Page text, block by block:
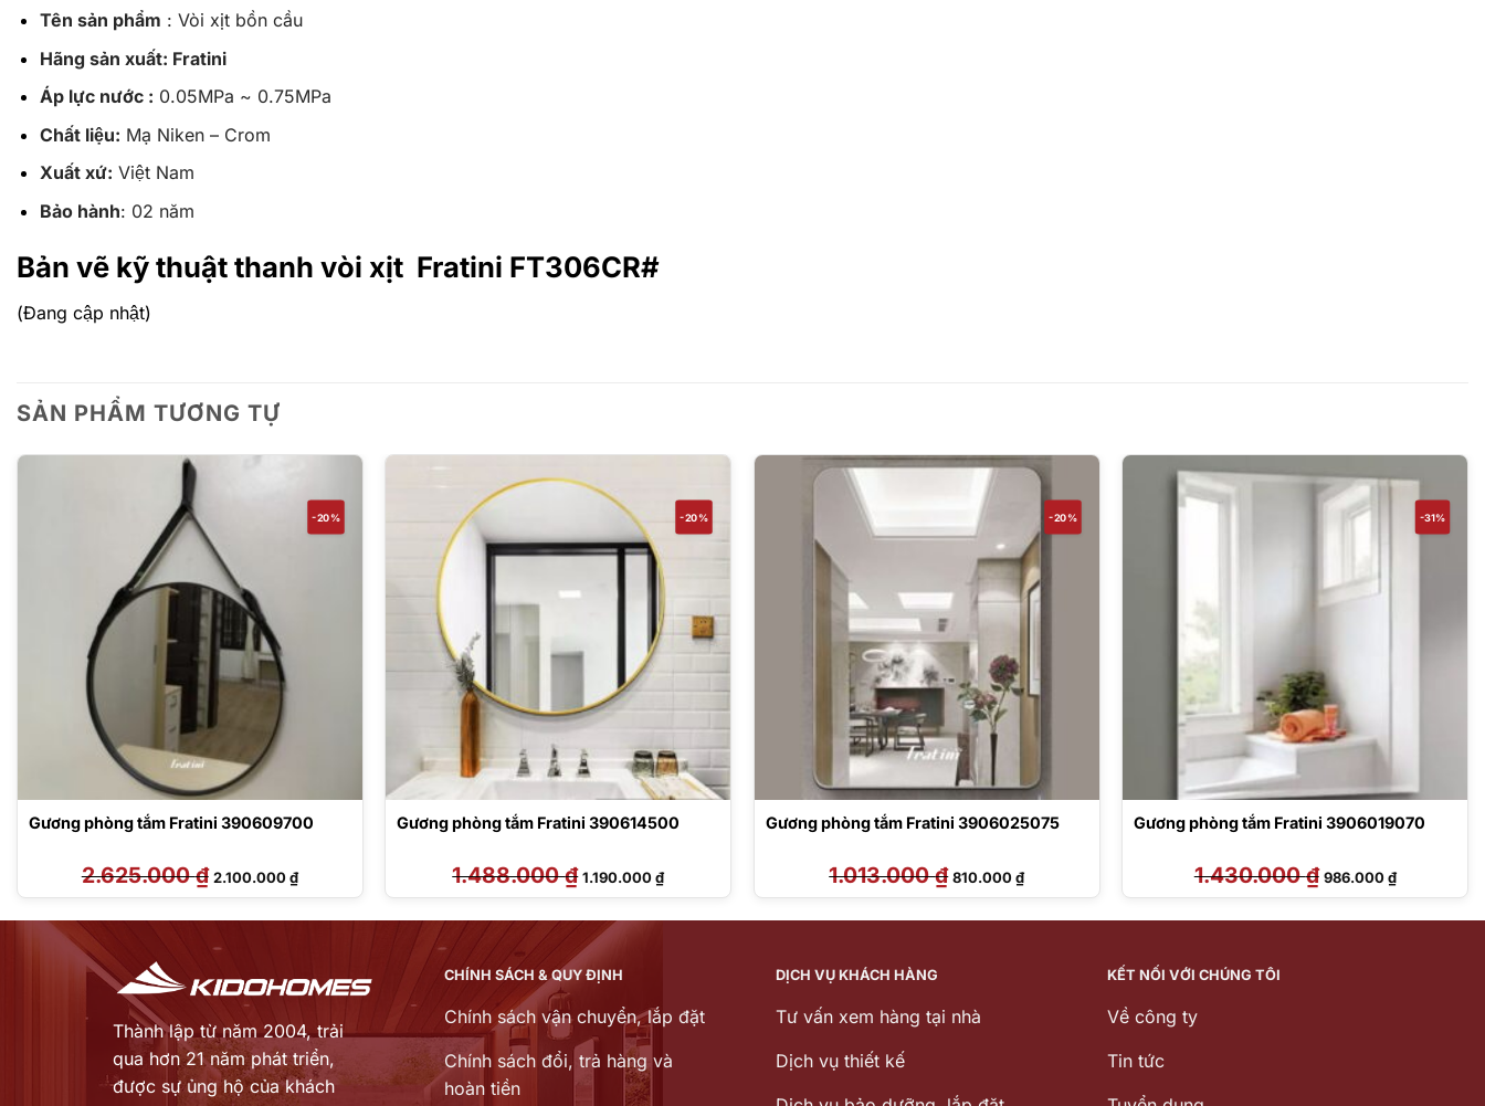
Tên sản phẩm : Vòi xịt bồn cầu
Hãng sản xuất: Fratini
Áp lực nước : 0.05MPa ~ 0.75MPa
Chất liệu: Mạ Niken – Crom
Xuất xứ: Việt Nam
Bảo hành: 02 năm
Bản vẽ kỹ thuật thanh vòi xịt Fratini FT306CR#
(Đang cập nhật)
SẢN PHẨM TƯƠNG TỰ
-20%
Gương phòng tắm Fratini 390609700
2.625.000₫ Giá
gốc
là:
2.100.000₫Giá
hiện
tại
2.100.000 ₫.
-20%
Gương phòng tắm Fratini 390614500
1.488.000₫ Giá
gốc
là:
1.190.000₫Giá
hiện
tại
1.190.000 ₫.
-20%
Gương phòng tắm Fratini 3906025075
1.013.000₫ Giá
gốc
là:
810.000₫Giá
hiện
tại
810.000 ₫.
-31%
Gương phòng tắm Fratini 3906019070
1.430.000₫ Giá
gốc
là:
986.000₫Giá
hiện
tại
986.000 ₫.
Thành lập từ năm 2004, trải
qua hơn 21 năm phát triển,
được sự ủng hộ của khách
CHÍNH SÁCH & QUY ĐỊNH
Chính sách vận chuyển, lắp đặt
Chính sách đổi, trả hàng và
hoàn tiền
DỊCH VỤ KHÁCH HÀNG
Tư vấn xem hàng tại nhà
Dịch vụ thiết kế
KẾT NỐI VỚI CHÚNG TÔI
Về công ty
Tin tức